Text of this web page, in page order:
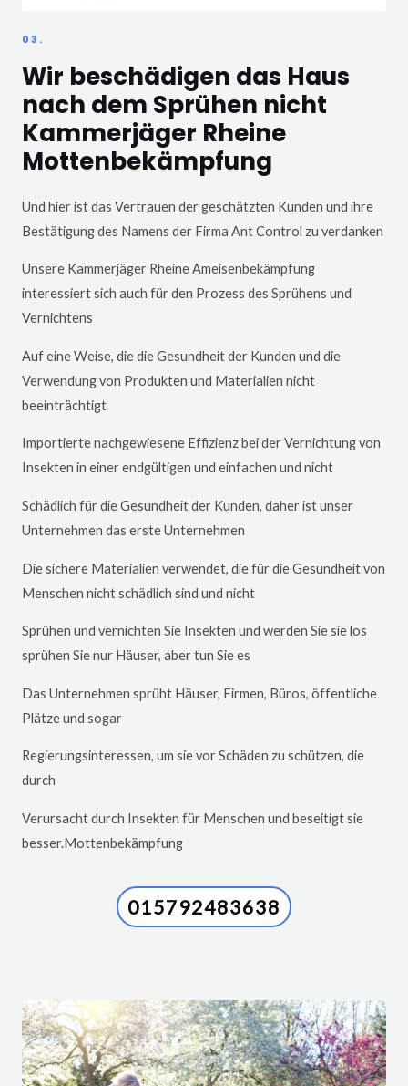
03.
Wir beschädigen das Haus
nach dem Sprühen nicht
Kammerjäger Rheine
Mottenbekämpfung
Und hier ist das Vertrauen der geschätzten Kunden und ihre
Bestätigung des Namens der Firma Ant Control zu verdanken
Unsere Kammerjäger RheineAmeisenbekämpfung
interessiert sich auch für den Prozess des Sprühens und
Vernichtens
Auf eine Weise, die die Gesundheit der Kunden und die
Verwendung von Produkten und Materialien nicht
beeinträchtigt
Importierte nachgewiesene Effizienz bei der Vernichtung von
Insekten in einer endgültigen und einfachen und nicht
Schädlich für die Gesundheit der Kunden, daher ist unser
Unternehmen das erste Unternehmen
Die sichere Materialien verwendet, die für die Gesundheit von
Menschen nicht schädlich sind und nicht
Sprühen und vernichten Sie Insekten und werden Sie sie los
sprühen Sie nur Häuser, aber tun Sie es
Das Unternehmen sprüht Häuser, Firmen, Büros, öffentliche
Plätze und sogar
Regierungsinteressen, um sie vor Schäden zu schützen, die
durch
Verursacht durch Insekten für Menschen und beseitigt sie
besser.Mottenbekämpfung
015792483638